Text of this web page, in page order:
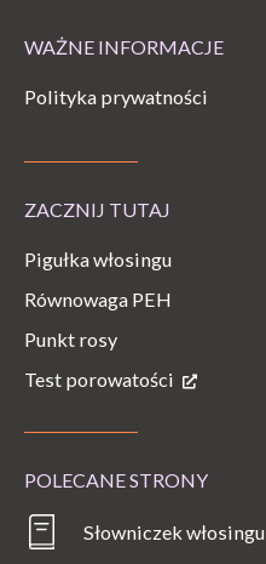
WAŻNE INFORMACJE
Polityka prywatności
ZACZNIJ TUTAJ
Pigułka włosingu
Równowaga PEH
Punkt rosy
Test porowatości
POLECANE STRONY
Słowniczek włosingu